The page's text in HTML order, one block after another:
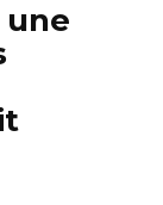
une